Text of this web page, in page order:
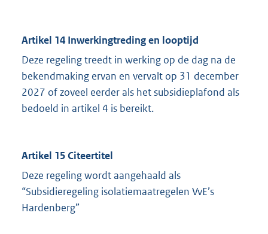
Artikel 14 Inwerkingtreding en looptijd
Deze regeling treedt in werking op de dag na de
bekendmaking ervan en vervalt op 31 december
2027 of zoveel eerder als het subsidieplafond als
bedoeld in artikel 4 is bereikt.
Artikel 15 Citeertitel
Deze regeling wordt aangehaald als
“Subsidieregeling isolatiemaatregelen VvE’s
Hardenberg”